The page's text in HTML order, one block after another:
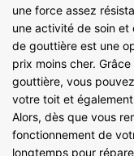
une force assez
une activité de soin
de gouttière est une
prix moins cher.
gouttière, vous
votre toit et
Alors, dès que vous
fonctionnement de
longtemps pour